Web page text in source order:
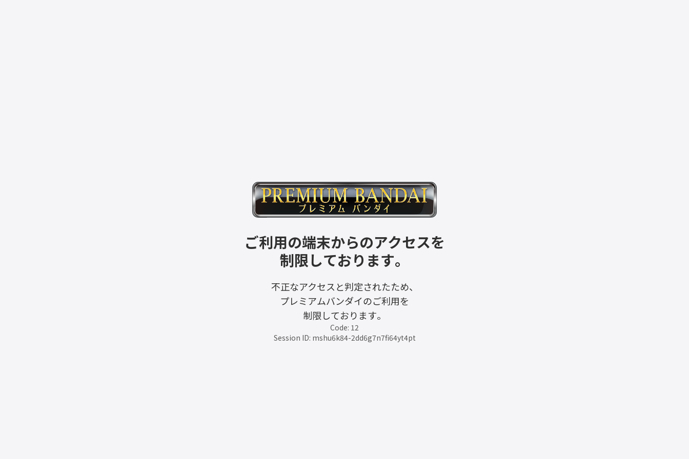
ご利用の端末からのアクセスを
制限しております。
不正なアクセスと判定されたため、
プレミアムバンダイのご利用を
制限しております。
Code: 12
Session ID: mshu6k84-2dd6g7n7fi64yt4pt